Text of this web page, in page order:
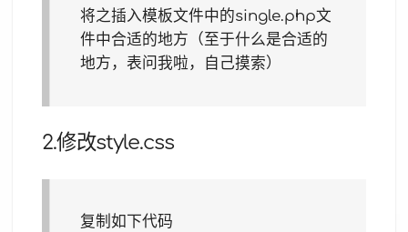
将之插入模板文件中的single.php文
件中合适的地方（至于什么是合适的
地方，表问我啦，自己摸索）
2.修改style.css
复制如下代码